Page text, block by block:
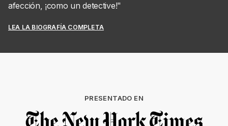
afección, ¡como un detective!"
LEA LA BIOGRAFÍA COMPLETA
PRESENTADO EN